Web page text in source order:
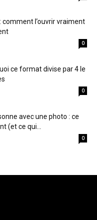
comment l’ouvrir vraiment
0
ce format divise par 4 le
0
avec une photo : ce
(et ce qui...
0